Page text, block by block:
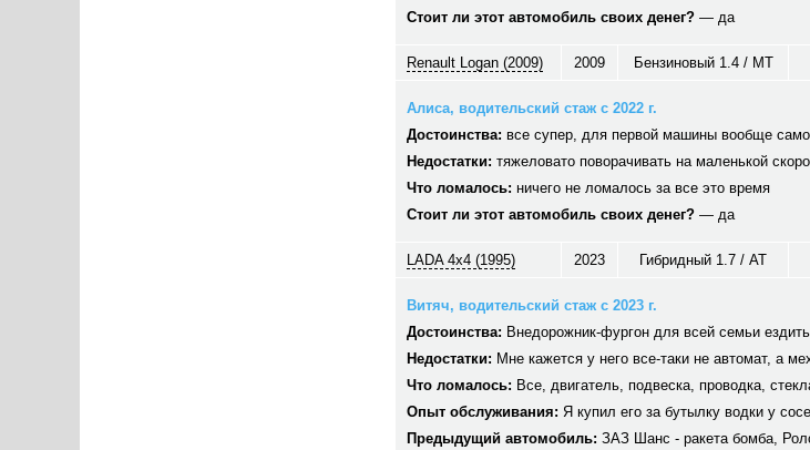
Стоит ли этот автомобиль своих денег? — да
Renault Logan (2009) 2009 Бензиновый 1.4 / MT
Алиса, водительский стаж с 2022 г.
Достоинства: все супер, для первой машины вообще
Недостатки: тяжеловато поворачивать на маленькой
Что ломалось: ничего не ломалось за все это время
Стоит ли этот автомобиль своих денег? — да
LADA 4x4 (1995) 2023 Гибридный 1.7 / AT
Витяч, водительский стаж с 2023 г.
Достоинства: Внедорожник-фургон для всей семьи
Недостатки: Мне кажется у него все-таки не автомат, а
Что ломалось: Все, двигатель, подвеска, проводка,
Опыт обслуживания: Я купил его за бутылку водки у
Предыдущий автомобиль: ЗАЗ Шанс - ракета бомба,